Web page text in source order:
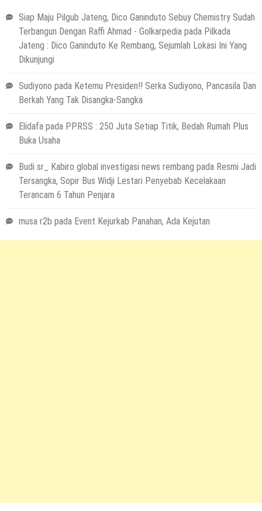
Siap Maju Pilgub Jateng, Dico Ganinduto Sebuy Chemistry Sudah
Terbangun Dengan Raffi Ahmad - Golkarpedia pada Pilkada
Jateng : Dico Ganinduto Ke Rembang, Sejumlah Lokasi Ini Yang
Dikunjungi
Sudiyono pada Ketemu Presiden!! Serka Sudiyono, Pancasila Dan
Berkah Yang Tak Disangka-Sangka
Elidafa pada PPRSS : 250 Juta Setiap Titik, Bedah Rumah Plus
Buka Usaha
Budi sr_ Kabiro global investigasi news rembang pada Resmi Jadi
Tersangka, Sopir Bus Widji Lestari Penyebab Kecelakaan
Terancam 6 Tahun Penjara
musa r2b pada Event Kejurkab Panahan, Ada Kejutan